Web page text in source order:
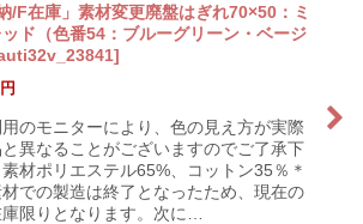
/F在庫」素材変更廃盤はぎれ70×50：ミ
ド（色番54：ブルーグリーン・ベージ
]
円
用のモニターにより、色の見え方が実際
異なることがございますのでご了承下
材ポリエステル65%、コットン35％＊
材での製造は終了となったため、現在の
限りとなります。次に…